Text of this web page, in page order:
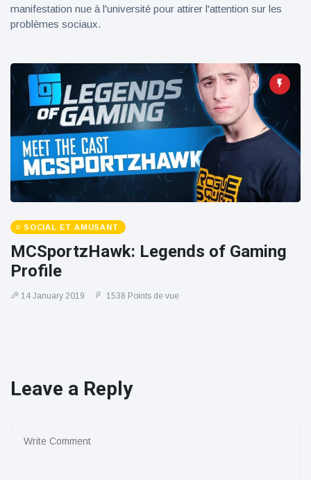
manifestation nue à l'université pour attirer l'attention sur les
problèmes sociaux.
SOCIAL ET AMUSANT
MCSportzHawk: Legends of Gaming
Profile
14 January 2019 1538 Points de vue
Leave a Reply